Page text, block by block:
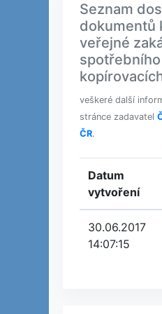
Seznam
dokumentů
veřejné
veškeré další
stránce zadavatel
ČR.
Datum
vytvoření
30.06.2017
14:07:15